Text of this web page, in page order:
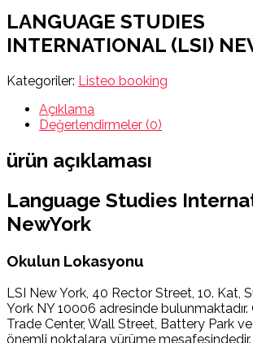
LANGUAGE STUDIES
INTERNATIONAL (LSI)
Kategoriler: Listeo booking
Açıklama
Değerlendirmeler (0)
ürün açıklaması
Language Studies
NewYork
Okulun Lokasyonu
LSI New York, 40 Rector Street, 10. Kat,
York NY 10006 adresinde
Trade Center, Wall Street, Battery Park ve
önemli noktalara yürüme mesafesindedir.